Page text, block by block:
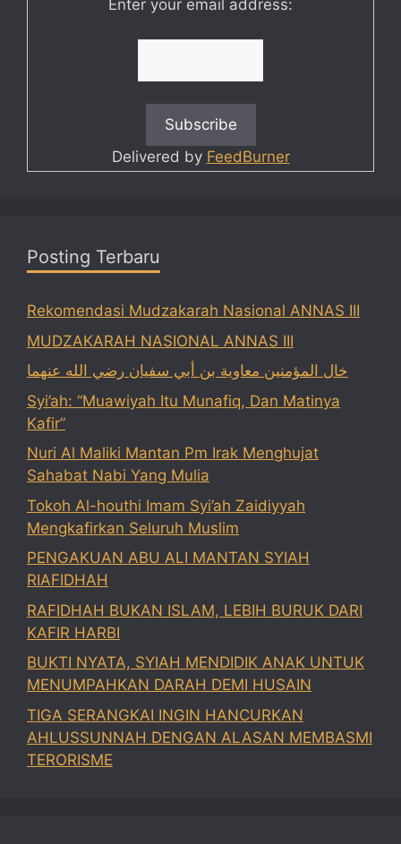
Enter your email address:
Delivered by FeedBurner
Posting Terbaru
Rekomendasi Mudzakarah Nasional ANNAS III
MUDZAKARAH NASIONAL ANNAS III
خال المؤمنين معاوية بن أبي سفيان رضي الله عنهما
Syi’ah: “Muawiyah Itu Munafiq, Dan Matinya
Kafir”
Nuri Al Maliki Mantan Pm Irak Menghujat
Sahabat Nabi Yang Mulia
Tokoh Al-houthi Imam Syi’ah Zaidiyyah
Mengkafirkan Seluruh Muslim
PENGAKUAN ABU ALI MANTAN SYIAH
RIAFIDHAH
RAFIDHAH BUKAN ISLAM, LEBIH BURUK DARI
KAFIR HARBI
BUKTI NYATA, SYIAH MENDIDIK ANAK UNTUK
MENUMPAHKAN DARAH DEMI HUSAIN
TIGA SERANGKAI INGIN HANCURKAN
AHLUSSUNNAH DENGAN ALASAN MEMBASMI
TERORISME